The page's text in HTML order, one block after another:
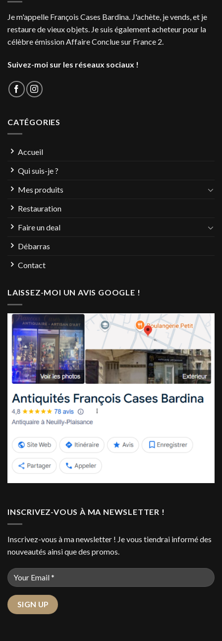
Je m'appelle François Cases Bardina. J'achète, je vends, et je
restaure de vieux objets. Je suis également acheteur pour la
célèbre émission Affaire Conclue sur France 2.
Suivez-moi sur les réseaux sociaux !
CATÉGORIES
Accueil
Qui suis-je ?
Mes produits
Restauration
Faire un deal
Débarras
Contact
LAISSEZ-MOI UN AVIS GOOGLE !
INSCRIVEZ-VOUS À MA NEWSLETTER !
Inscrivez-vous à ma newsletter ! Je vous tiendrai informé des
nouveautés ainsi que des promos.